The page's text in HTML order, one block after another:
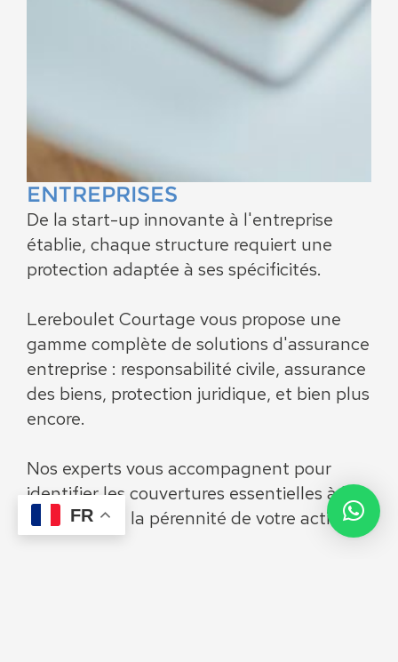
ENTREPRISES
De la start-up innovante à l'entreprise
établie, chaque structure requiert une
protection adaptée à ses spécificités.
Lereboulet Courtage vous propose une
gamme complète de solutions d'assurance
entreprise : responsabilité civile, assurance
des biens, protection juridique, et bien plus
encore.
Nos experts vous accompagnent pour
identifier les couvertures essentielles à la
sécurité et à la pérennité de votre activité.
FR